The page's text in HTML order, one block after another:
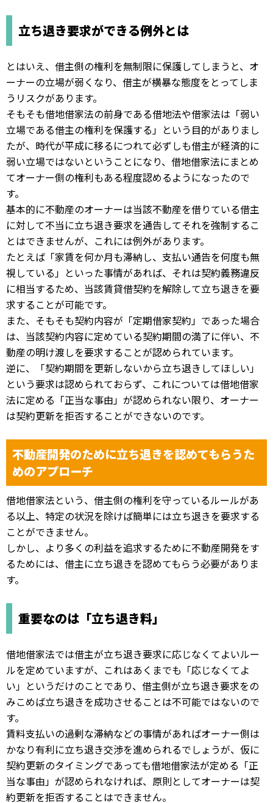
立ち退き要求ができる例外とは
とはいえ、借主側の権利を無制限に保護してしまうと、オ
ーナーの立場が弱くなり、借主が横暴な態度をとってしま
うリスクがあります。
そもそも借地借家法の前身である借地法や借家法は「弱い
立場である借主の権利を保護する」という目的がありまし
たが、時代が平成に移るにつれて必ずしも借主が経済的に
弱い立場ではないということになり、借地借家法にまとめ
てオーナー側の権利もある程度認めるようになったので
す。
基本的に不動産のオーナーは当該不動産を借りている借主
に対して不当に立ち退き要求を通告してそれを強制するこ
とはできませんが、これには例外があります。
たとえば「家賃を何か月も滞納し、支払い通告を何度も無
視している」といった事情があれば、それは契約義務違反
に相当するため、当該賃貸借契約を解除して立ち退きを要
求することが可能です。
また、そもそも契約内容が「定期借家契約」であった場合
は、当該契約内容に定めている契約期間の満了に伴い、不
動産の明け渡しを要求することが認められています。
逆に、「契約期間を更新しないから立ち退きしてほしい」
という要求は認められておらず、これについては借地借家
法に定める「正当な事由」が認められない限り、オーナー
は契約更新を拒否することができないのです。
不動産開発のために立ち退きを認めてもらうた
めのアプローチ
借地借家法という、借主側の権利を守っているルールがあ
る以上、特定の状況を除けば簡単には立ち退きを要求する
ことができません。
しかし、より多くの利益を追求するために不動産開発をす
るためには、借主に立ち退きを認めてもらう必要がありま
す。
重要なのは「立ち退き料」
借地借家法では借主が立ち退き要求に応じなくてよいルー
ルを定めていますが、これはあくまでも「応じなくてよ
い」というだけのことであり、借主側が立ち退き要求をの
みこめば立ち退きを成功させることは不可能ではないので
す。
賃料支払いの過剰な滞納などの事情があればオーナー側は
かなり有利に立ち退き交渉を進められるでしょうが、仮に
契約更新のタイミングであっても借地借家法が定める「正
当な事由」が認められなければ、原則としてオーナーは契
約更新を拒否することはできません。